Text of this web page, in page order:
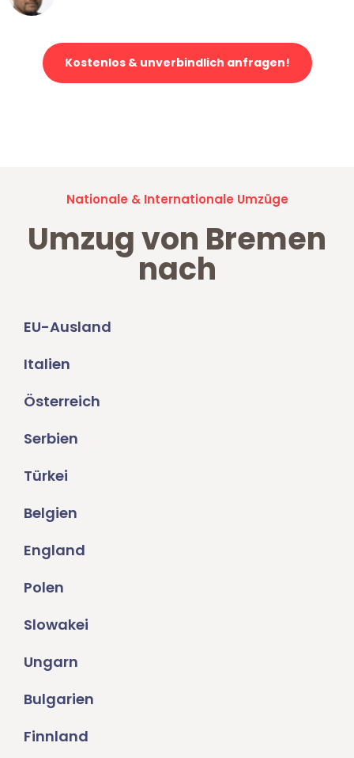
Kostenlos & unverbindlich anfragen!
Nationale & Internationale Umzüge
Umzug von Bremen
nach
EU-Ausland
Italien
Österreich
Serbien
Türkei
Belgien
England
Polen
Slowakei
Ungarn
Bulgarien
Finnland